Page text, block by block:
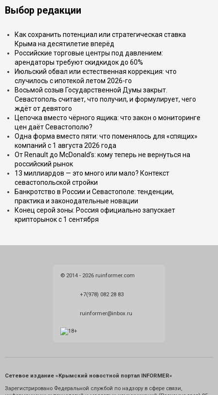
Выбор редакции
Как сохранить потенциал или стратегическая ставка
Крыма на десятилетие вперёд
Российские торговые центры под давлением:
арендаторы требуют скидкидок до 60%
Июльский обвал или естественная коррекция: что
случилось с ипотекой летом 2026-го
Восьмой созыв Государственной Думы закрыт.
Севастополь считает, что получил, и формулирует, чего
ждёт от девятого
Цепочка вместо чёрного ящика: что закон о мониторинге
цен даёт Севастополю?
Одна форма вместо пяти: что поменялось для «спящих»
компаний с 1 августа 2026 года
От Renault до McDonald's: кому теперь не вернуться на
российский рынок
13 миллиардов — это много или мало? Контекст
севастопольской стройки
Банкротство в России и Севастополе: тенденции,
практика и законодательные новации
Конец серой зоны: Россия официально запускает
крипторынок с 1 сентября
© 2014 - 2026 ruinformer.com
+7(978) 082 28 83
ruinformer@inbox.ru
Сетевое издание «Крымский новостной портал INFORMER»
Зарегистрировано Федеральной службой по надзору в сфере связи,